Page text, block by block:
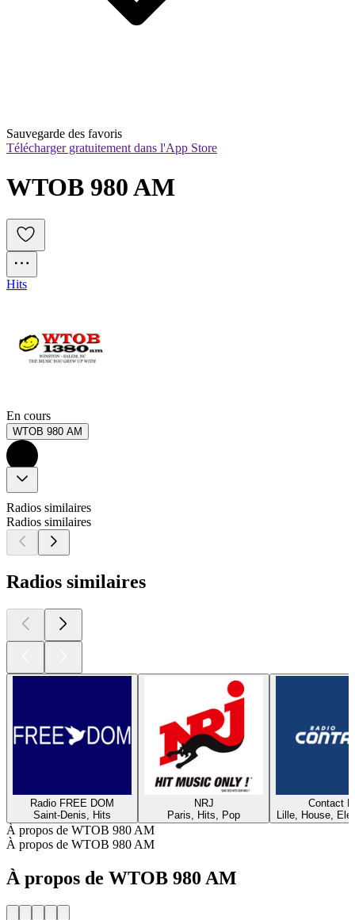
Sauvegarde des favoris
Télécharger gratuitement dans l'App Store
WTOB 980 AM
Hits
En cours
WTOB 980 AM
Radios similaires
Radios similaires
Radios similaires
Radio FREE DOM
Saint-Denis, Hits
NRJ
Paris, Hits, Pop
Contact
Lille, House,
À propos de WTOB 980 AM
À propos de WTOB 980 AM
À propos de WTOB 980 AM